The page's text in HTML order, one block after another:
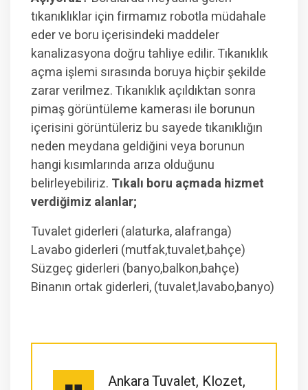
tıkanıklıklar için firmamız robotla müdahale
eder ve boru içerisindeki maddeler
kanalizasyona doğru tahliye edilir. Tıkanıklık
açma işlemi sırasında boruya hiçbir şekilde
zarar verilmez. Tıkanıklık açıldıktan sonra
pimaş görüntüleme kamerası ile borunun
içerisini görüntüleriz bu sayede tıkanıklığın
neden meydana geldiğini veya borunun
hangi kısımlarında arıza olduğunu
belirleyebiliriz. Tıkalı boru açmada hizmet
verdiğimiz alanlar;
Tuvalet giderleri (alaturka, alafranga)
Lavabo giderleri (mutfak,tuvalet,bahçe)
Süzgeç giderleri (banyo,balkon,bahçe)
Binanın ortak giderleri, (tuvalet,lavabo,banyo)
Ankara Tuvalet, Klozet,